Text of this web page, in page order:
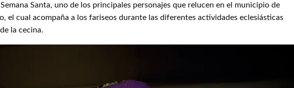
Santa, uno de los principales personajes que relucen en el municipio de
el cual acompaña a los fariseos durante las diferentes actividades eclesiásticas
la cecina.